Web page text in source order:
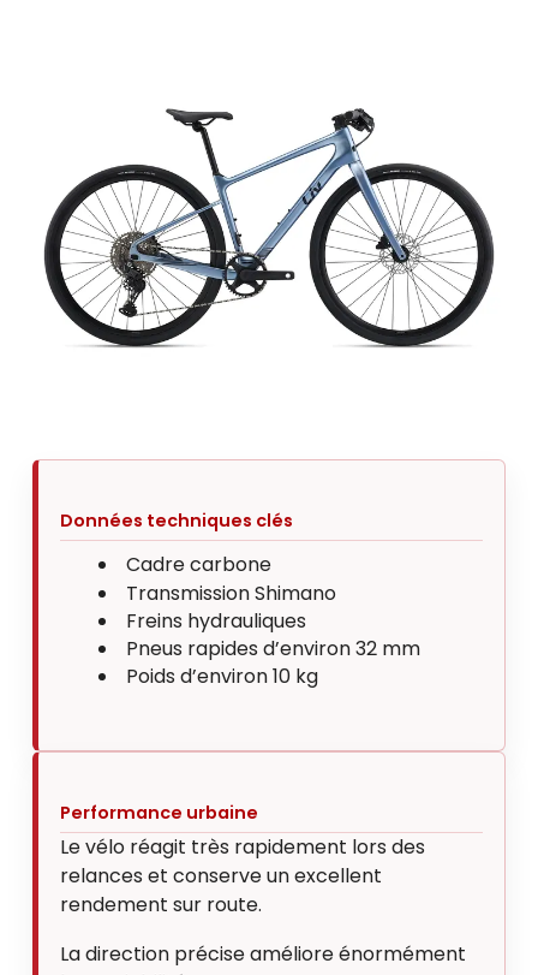
Données techniques clés
Cadre carbone
Transmission Shimano
Freins hydrauliques
Pneus rapides d’environ 32 mm
Poids d’environ 10 kg
Performance urbaine
Le vélo réagit très rapidement lors des
relances et conserve un excellent
rendement sur route.
La direction précise améliore énormément